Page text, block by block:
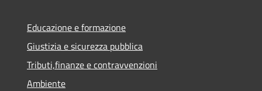
Educazione e formazione
Giustizia e sicurezza pubblica
Tributi,finanze e contravvenzioni
Ambiente